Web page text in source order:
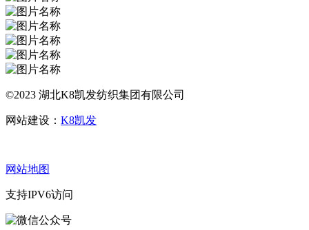
©2023 湖北K8凯发纺织集团有限公司
网站建设： K8凯发
网站地图
支持IPV6访问